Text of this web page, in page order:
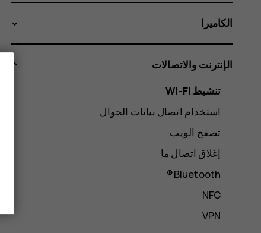
الكاميرا
الإنترنت والاتصالات
تنشيط Wi-Fi
استخدام اتصال بيانات الجوال
تصفح الويب
إغلاق اتصال ما
Bluetooth®
NFC
VPN